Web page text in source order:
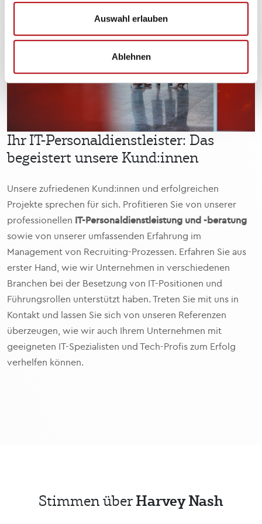
Auswahl erlauben
Ablehnen
Ihr IT-Personaldienstleister: Das
begeistert unsere Kund:innen
Unsere zufriedenen Kund:innen und erfolgreichen
Projekte sprechen für sich. Profitieren Sie von unserer
professionellen IT-Personaldienstleistung und -beratung
sowie von unserer umfassenden Erfahrung im
Management von Recruiting-Prozessen. Erfahren Sie aus
erster Hand, wie wir Unternehmen in verschiedenen
Branchen bei der Besetzung von IT-Positionen und
Führungsrollen unterstützt haben. Treten Sie mit uns in
Kontakt und lassen Sie sich von unseren Referenzen
überzeugen, wie wir auch Ihrem Unternehmen mit
geeigneten IT-Spezialisten und Tech-Profis zum Erfolg
verhelfen können.
Stimmen überHarvey Nash